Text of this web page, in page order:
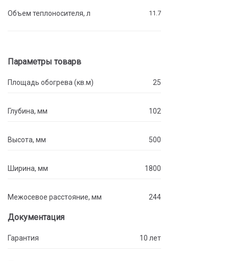
Объем теплоносителя, л 11.7
Параметры товарв
Площадь обогрева (кв.м) 25
Глубина, мм 102
Высота, мм 500
Ширина, мм 1800
Межосевое расстояние, мм 244
Документация
Гарантия 10 лет